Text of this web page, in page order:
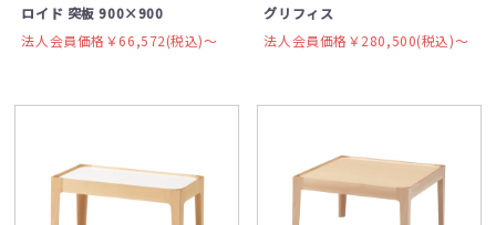
ロイド 突板 900×900
法人会員価格￥66,572(税込)〜
グリフィス
法人会員価格￥280,500(税込)〜